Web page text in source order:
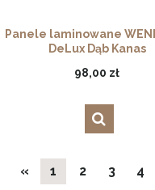
Panele laminowane
DeLux Dąb Kanas
98,00 zł
« 1 2 3 4